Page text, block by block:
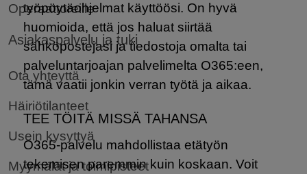
Operaattoreille
Asiakaspalvelu ja tuki
Ota yhteyttä
Häiriötilanteet
Usein kysyttyä
Myymälät ja toimipisteet
työpöytäohjelmat käyttöösi. On hyvä
huomioida, että jos haluat siirtää
sähköpostejasi ja tiedostoja omalta tai
palveluntarjoajan palvelimelta O365:een,
tämä vaatii jonkin verran työtä ja aikaa.
TEE TÖITÄ MISSÄ TAHANSA
O365-palvelu mahdollistaa etätyön
tekemisen paremmin kuin koskaan. Voit